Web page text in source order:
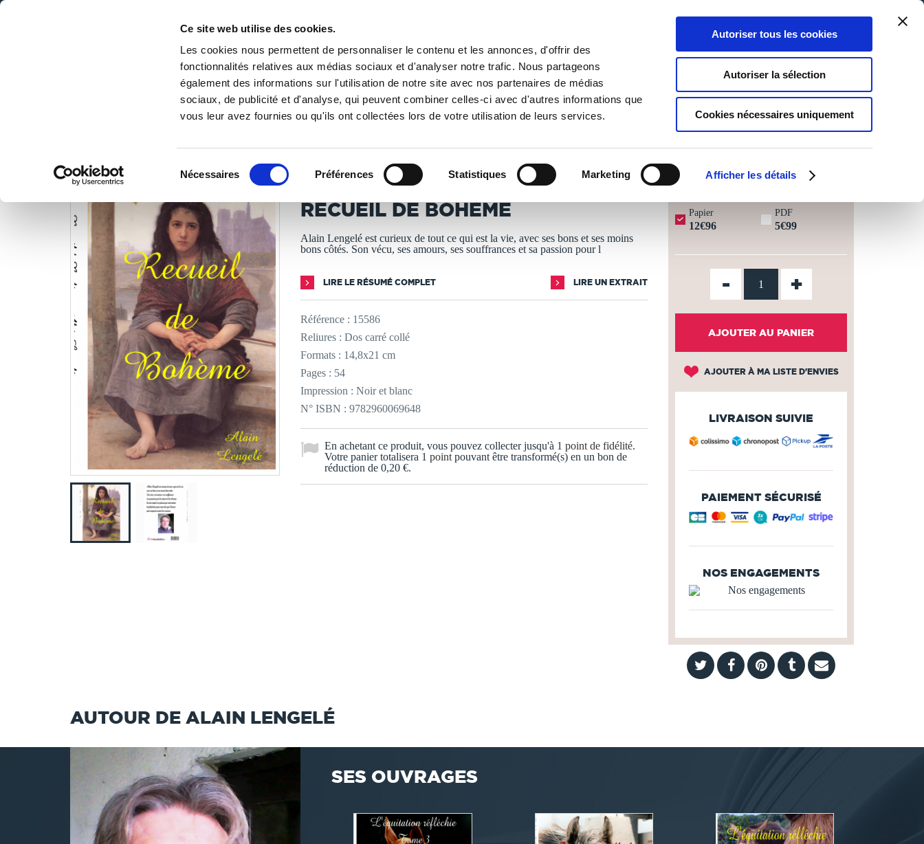
Ce site web utilise des cookies.
Les cookies nous permettent de personnaliser le contenu et les annonces, d'offrir des
fonctionnalités relatives aux médias sociaux et d'analyser notre trafic. Nous partageons
également des informations sur l'utilisation de notre site avec nos partenaires de médias
sociaux, de publicité et d'analyse, qui peuvent combiner celles-ci avec d'autres informations que
vous leur avez fournies ou qu'ils ont collectées lors de votre utilisation de leurs services.
Nécessaires Préférences Statistiques Marketing Afficher les détails
Autoriser tous les cookies
Autoriser la sélection
Cookies nécessaires uniquement
DE LA PAGE BLANCHE... AU BEST SELLER
0
Panier
0
Ma liste
Connexion
PUBLIER UN LIVRE LIBRAIRIE
/ Littérature / Poésies / Recueil de Bohème
LES LIVRES SONT IMPRIMÉS À LA DEMANDE - DÉLAI ACTUEL : 3 À 5 JOURS OUVRÉS ⏱️
RECUEIL DE BOHÈME
Alain Lengelé est curieux de tout ce qui est la vie, avec ses bons et ses moins
bons côtés. Son vécu, ses amours, ses souffrances et sa passion pour l
LIRE LE RÉSUMÉ COMPLET LIRE UN EXTRAIT
Référence : 15586
Reliures : Dos carré collé
Formats : 14,8x21 cm
Pages : 54
Impression : Noir et blanc
N° ISBN : 9782960069648
En achetant ce produit, vous pouvez collecter jusqu'à 1 point de fidélité.
Votre panier totalisera 1 point pouvant être transformé(s) en un bon de
réduction de 0,20 €.
Papier
12€96
PDF
5€99
- +
AJOUTER AU PANIER
AJOUTER À MA LISTE D'ENVIES
LIVRAISON SUIVIE
PAIEMENT SÉCURISÉ
NOS ENGAGEMENTS
AUTOUR DE ALAIN LENGELÉ
SES OUVRAGES